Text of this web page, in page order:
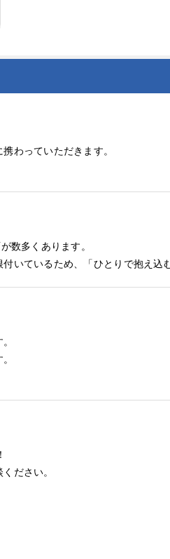
わっていただきます。
数多くあります。
いているため、「ひとりで抱え込
ださい。